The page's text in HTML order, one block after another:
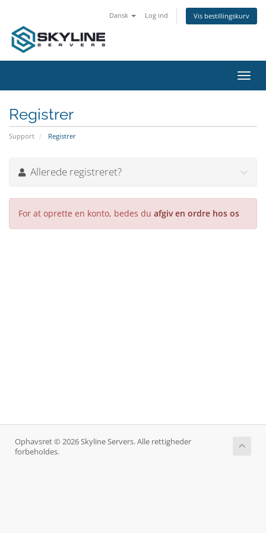
Dansk Log ind Vis bestillingskurv
Skift
Registrer
Support Registrer
Allerede registreret?
For at oprette en konto, bedes du afgiv en ordre hos os
Ophavsret © 2026 Skyline Servers. Alle rettigheder
forbeholdes.